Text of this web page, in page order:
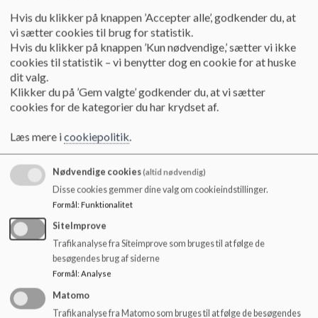
Velkommen til Dagplejen
Hedensted Kommune
Dagplejen er et godt tilbud til dig, der ønsker et
udviklende og lærende miljø til dit lille barn.
Læs mere
Hvis du klikker på knappen ’Accepter alle’, godkender du, at
vi sætter cookies til brug for statistik.
Hvis du klikker på knappen ’Kun nødvendige,’ sætter vi ikke
cookies til statistik – vi benytter dog en cookie for at huske
dit valg.
Klikker du på ’Gem valgte’ godkender du, at vi sætter
cookies for de kategorier du har krydset af.
Læs mere icookiepolitik.
Nødvendige cookies(altid nødvendig)
Disse cookies gemmer dine valg om cookieindstillinger.
Formål: Funktionalitet
SiteImprove
Trafikanalyse fra Siteimprove som bruges til at følge de
besøgendes brug af siderne
Formål : Analyse
Matomo
Trafikanalyse fra Matomo som bruges til at følge de besøgendes